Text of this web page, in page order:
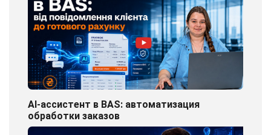
AI-ассистент в BAS: автоматизация
обработки заказов